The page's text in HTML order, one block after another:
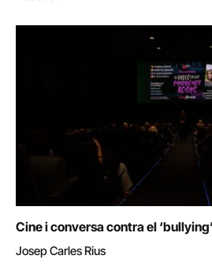
Cine i conversa contra el
Josep Carles Rius